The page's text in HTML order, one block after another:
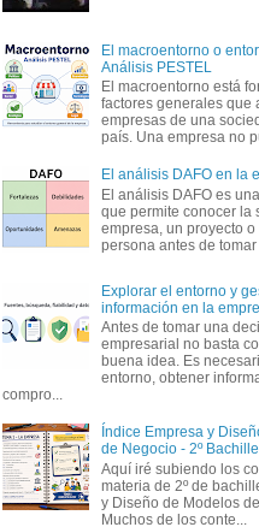
El macroentorno o
Análisis PESTEL
El macroentorno está
factores generales que
empresas de una
país. Una empresa no
El análisis DAFO en la
El análisis DAFO es
que permite conocer la
empresa, un proyecto
persona antes de
Explorar el entorno y
información en la
Antes de tomar una
empresarial no basta
buena idea. Es
entorno, obtener
compro...
Índice Empresa y
de Negocio - 2º
Aquí iré subiendo los
materia de 2º de
y Diseño de Modelos
Muchos de los conte...